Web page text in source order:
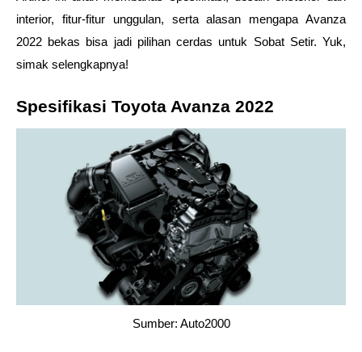
interior, fitur-fitur unggulan, serta alasan mengapa Avanza
2022 bekas bisa jadi pilihan cerdas untuk Sobat Setir. Yuk,
simak selengkapnya!
Spesifikasi Toyota Avanza 2022
Sumber: Auto2000